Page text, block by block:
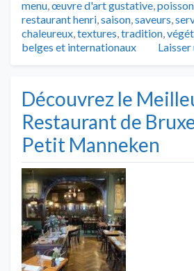
menu,œuvre d'art gustative,poisson
restaurant henri,saison,saveurs,
chaleureux,textures,tradition,
belges et internationaux
Découvrez le
Restaurant de
Petit Manneken